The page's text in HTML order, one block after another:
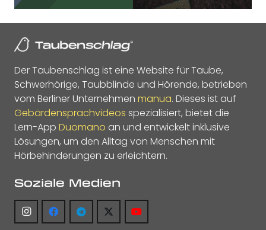
Der Taubenschlag ist eine Website für Taube,
Schwerhörige, Taubblinde und Hörende, betrieben
vom Berliner Unternehmen manua. Dieses ist auf
Gebärdensprachvideos spezialisiert, bietet die
Lern-App Duomano an und entwickelt inklusive
Lösungen, um den Alltag von Menschen mit
Hörbehinderungen zu erleichtern.
Soziale Medien